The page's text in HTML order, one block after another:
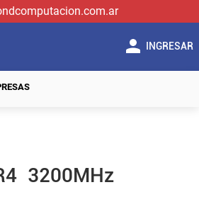
INGRESAR
3200MHz